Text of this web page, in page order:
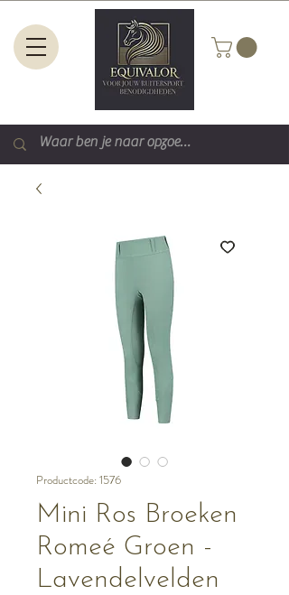
Productcode: 1576
Mini Ros Broeken
Romeé Groen -
Lavendelvelden